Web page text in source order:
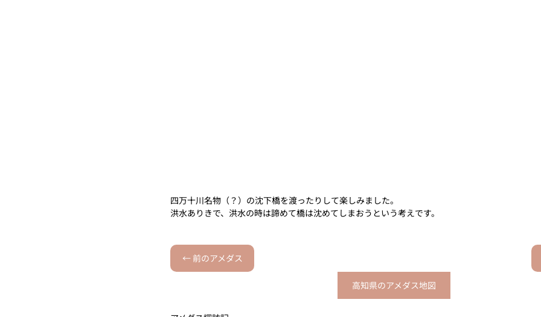
四万十川名物（？）の沈下橋を渡ったりして楽しみました。
洪水ありきで、洪水の時は諦めて橋は沈めてしまおうという考えです。
← 前のアメダス
高知県のアメダス地図